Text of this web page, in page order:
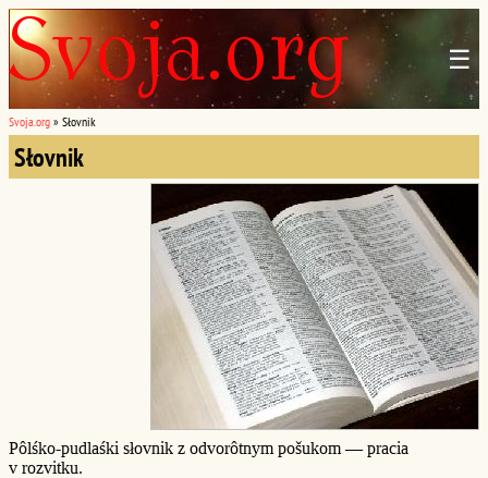
☰
Svoja.org » Słovnik
Słovnik
Pôlśko-pudlaśki słovnik z odvorôtnym pošukom — pracia
v rozvitku.